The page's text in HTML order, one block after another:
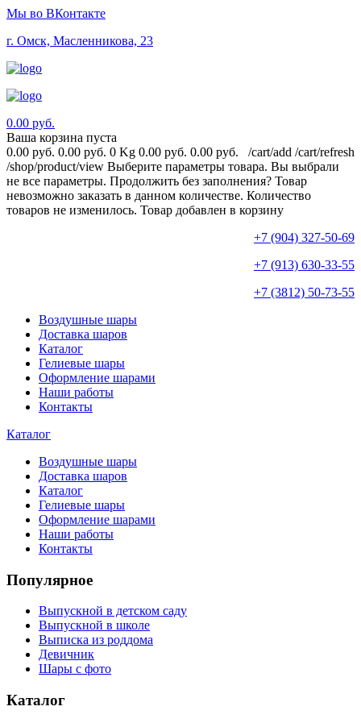
Мы во ВКонтакте
г. Омск, Масленникова, 23
0.00 руб.
Ваша корзина пуста
0.00 руб. 0.00 руб. 0 Kg 0.00 руб. 0.00 руб. /cart/add /cart/refresh
/shop/product/view Выберите параметры товара. Вы выбрали
не все параметры. Продолжить без заполнения? Товар
невозможно заказать в данном количестве. Количество
товаров не изменилось. Товар добавлен в корзину
+7 (904) 327-50-69
+7 (913) 630-33-55
+7 (3812) 50-73-55
Воздушные шары
Доставка шаров
Каталог
Гелиевые шары
Оформление шарами
Наши работы
Контакты
Каталог
Воздушные шары
Доставка шаров
Каталог
Гелиевые шары
Оформление шарами
Наши работы
Контакты
Популярное
Выпускной в детском саду
Выпускной в школе
Выписка из роддома
Девичник
Шары с фото
Каталог